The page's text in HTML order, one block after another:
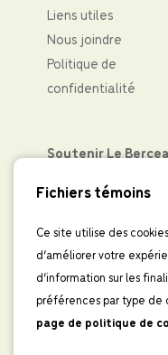
Liens utiles
Nous joindre
Politique de
confidentialité
Soutenir Le
Partenaires
Levées de fond
Boutique
Fichiers témoins
Ce site utilise des
d’améliorer votre
d’information sur les
préférences par type de
page de politique de